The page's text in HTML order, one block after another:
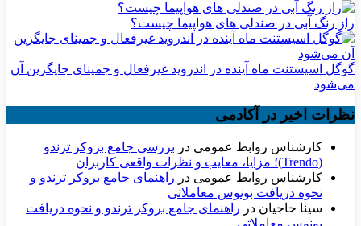
راز رنگ آبی در صندلی های هواپیما چیست؟
گوگل اسیستنت ماه آینده در اندروید غیرفعال و جمینای جایگزین آن
می‌شود
نظرات اخیر در آکادمی
کارشناس روابط عمومی در بررسی جامع بروکر ترندو
(Trendo)؛ مزایا، معایب و نظرات واقعی کاربران
کارشناس روابط عمومی در راهنمای جامع بروکر ترندو و
نحوه دریافت بونوس معاملاتی
سینا حاجیان در راهنمای جامع بروکر ترندو و نحوه دریافت
بونوس معاملاتی